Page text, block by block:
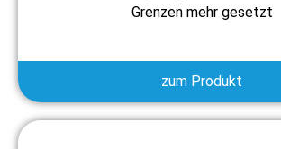
Grenzen mehr gesetzt
zum Produkt